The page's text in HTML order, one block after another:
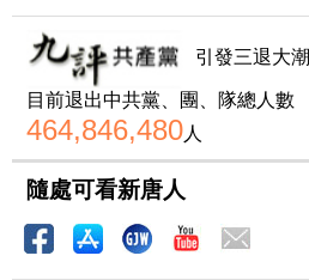
引發三退大潮
目前退出中共黨、團、隊總人數
464,846,480人
隨處可看新唐人